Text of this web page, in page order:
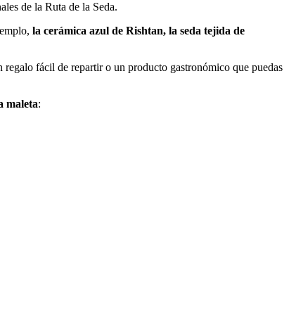
de la Ruta de la Seda.
la cerámica azul de Rishtan, la seda tejida de
regalo fácil de repartir o un producto gastronómico que puedas
maleta: